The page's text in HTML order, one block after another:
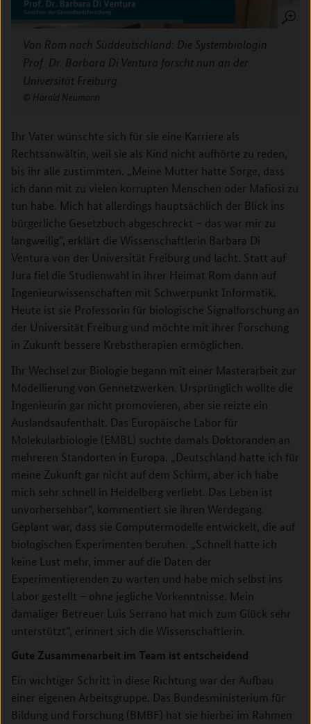
Von Rom nach Süddeutschland: Die Systembiologin
Prof. Dr. Barbara Di Ventura forscht nun an der
Universität Freiburg.
Harald Neumann
Ihr Vater wünschte sich für sie eine Karriere als
Rechtsanwältin, weil sie als Kind nicht aufhörte zu reden,
bis ihr alle zustimmten. „Meine Mutter hatte Sorge, dass
ich dann mit zu vielen korrupten Menschen oder Mafiosi zu
tun habe. Mich hat allerdings hauptsächlich der Blick ins
bürgerliche Gesetzbuch abgeschreckt – das war mir zu
langweilig“, erklärt die Wissenschaftlerin Barbara Di
Ventura von der Universität Freiburg und lacht. Statt auf
Jura fiel die Studienwahl in ihrer Heimat Rom dann auf
Ingenieurwissenschaften mit Schwerpunkt Informatik.
Heute ist sie Professorin für biologische Signalforschung an
der Universität Freiburg und möchte mit ihrer Forschung
in Zukunft bessere Krebstherapien ermöglichen.
Ihr Wechsel zur Biologie begann mit einer Masterarbeit zur
Modellierung von Gennetzwerken. Ursprünglich wollte die
Ingenieurin gar nicht promovieren, aber sie reizte ein
Auslandsaufenthalt. Das Europäische Labor für
Molekularbiologie (EMBL) suchte damals Doktoranden an
mehreren Standorten in Europa. „Deutschland hatte ich für
meine Zukunft gar nicht auf dem Schirm, aber ich habe
mich sehr schnell in Heidelberg verliebt. Das Leben ist
unvorhersehbar“, kommentiert sie ihren Werdegang.
Geplant war, dass sie Computermodelle entwickelt, die auf
biologischen Experimenten beruhen. „Schnell hatte ich
keine Lust mehr, immer auf die Daten der
Experimentierenden zu warten und habe mich selbst ins
Labor gestellt – ohne jegliche Vorkenntnisse. Mein
damaliger Betreuer Luis Serrano hat mich zum Glück sehr
unterstützt“, erinnert sich die Wissenschaftlerin.
Gute Zusammenarbeit im Team ist entscheidend
Ein wichtiger Schritt in diese Richtung war der Aufbau
einer eigenen Arbeitsgruppe. Das Bundesministerium für
Bildung und Forschung (BMBF) hat sie hierbei im Rahmen